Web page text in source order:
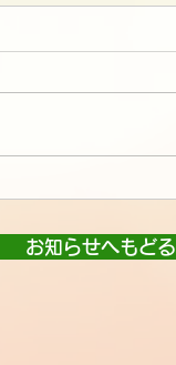
お知らせへもどる